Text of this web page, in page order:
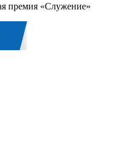
премия «Служение»